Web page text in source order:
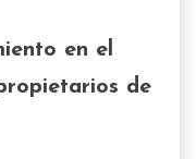
en el
de